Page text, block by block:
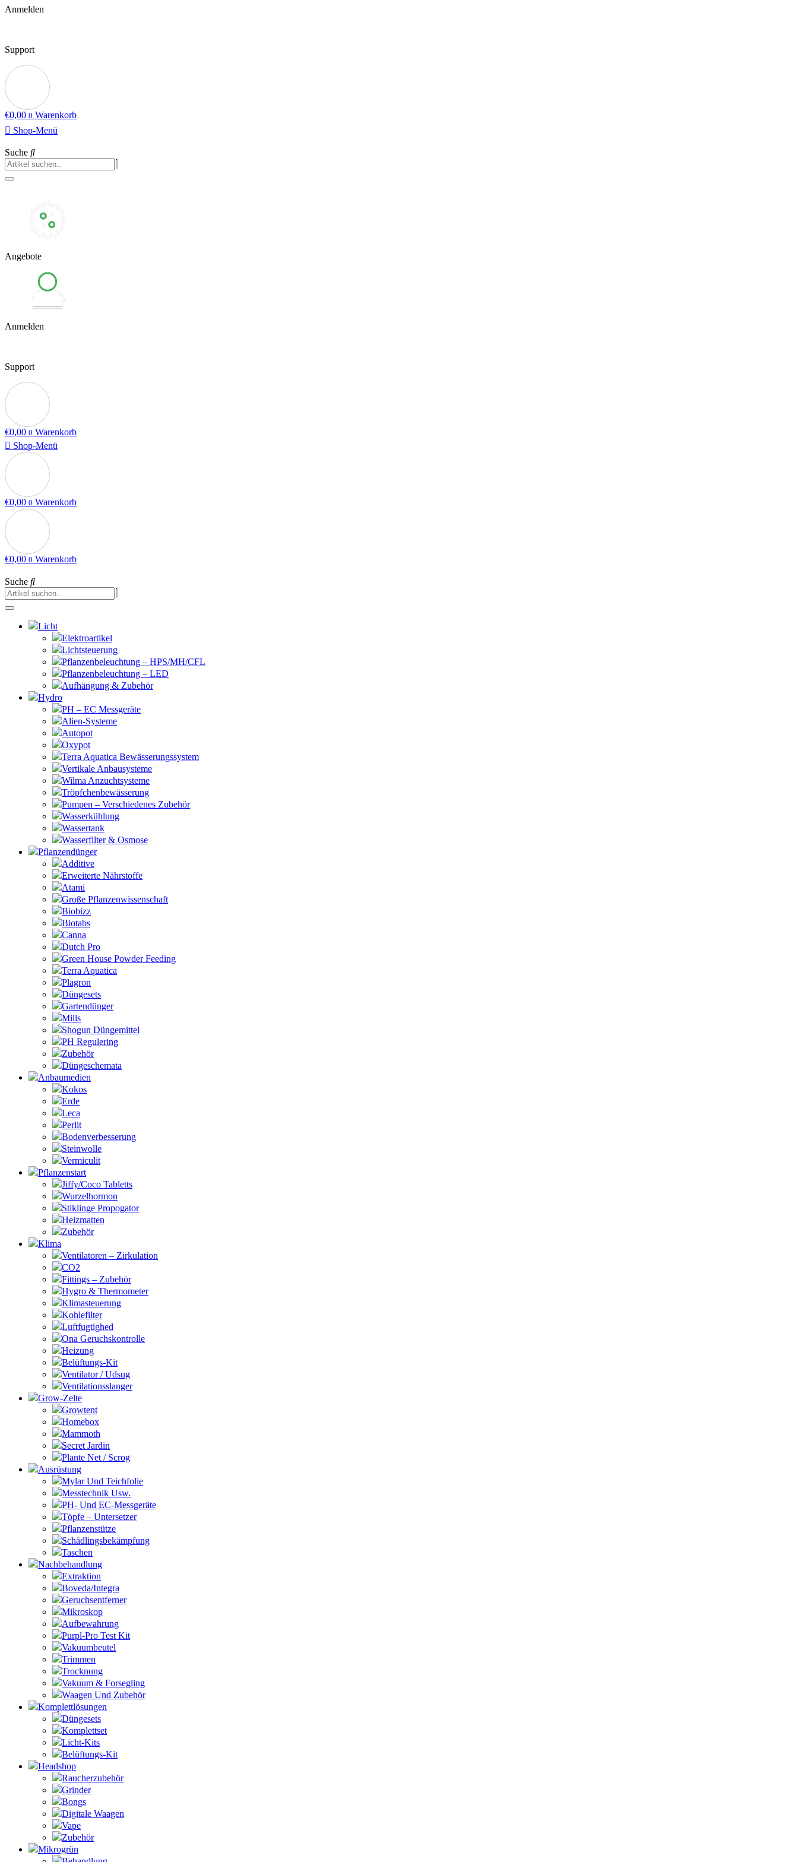
Anmelden
Support
€0,00 0 Warenkorb
Shop-Menü
Suche
Angebote
Anmelden
Support
€0,00 0 Warenkorb
Shop-Menü
€0,00 0 Warenkorb
€0,00 0 Warenkorb
Suche
Licht
Elektroartikel
Lichtsteuerung
Pflanzenbeleuchtung – HPS/MH/CFL
Pflanzenbeleuchtung – LED
Aufhängung & Zubehör
Hydro
PH – EC Messgeräte
Alien-Systeme
Autopot
Oxypot
Terra Aquatica Bewässerungssystem
Vertikale Anbausysteme
Wilma Anzuchtsysteme
Tröpfchenbewässerung
Pumpen – Verschiedenes Zubehör
Wasserkühlung
Wassertank
Wasserfilter & Osmose
Pflanzendünger
Additive
Erweiterte Nährstoffe
Atami
Große Pflanzenwissenschaft
Biobizz
Biotabs
Canna
Dutch Pro
Green House Powder Feeding
Terra Aquatica
Plagron
Düngesets
Gartendünger
Mills
Shogun Düngemittel
PH Regulering
Zubehör
Düngeschemata
Anbaumedien
Kokos
Erde
Leca
Perlit
Bodenverbesserung
Steinwolle
Vermiculit
Pflanzenstart
Jiffy/Coco Tabletts
Wurzelhormon
Stiklinge Propogator
Heizmatten
Zubehör
Klima
Ventilatoren – Zirkulation
CO2
Fittings – Zubehör
Hygro & Thermometer
Klimasteuerung
Kohlefilter
Luftfugtighed
Ona Geruchskontrolle
Heizung
Belüftungs-Kit
Ventilator / Udsug
Ventilationsslanger
Grow-Zelte
Growtent
Homebox
Mammoth
Secret Jardin
Plante Net / Scrog
Ausrüstung
Mylar Und Teichfolie
Messtechnik Usw.
PH- Und EC-Messgeräte
Töpfe – Untersetzer
Pflanzenstütze
Schädlingsbekämpfung
Taschen
Nachbehandlung
Extraktion
Boveda/Integra
Geruchsentferner
Mikroskop
Aufbewahrung
Purpl-Pro Test Kit
Vakuumbeutel
Trimmen
Trocknung
Vakuum & Forsegling
Waagen Und Zubehör
Komplettlösungen
Düngesets
Komplettset
Licht-Kits
Belüftungs-Kit
Headshop
Raucherzubehör
Grinder
Bongs
Digitale Waagen
Vape
Zubehör
Mikrogrün